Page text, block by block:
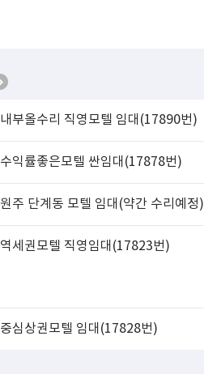
내부올수리 직영모텔 임대(17890번)
수익률좋은모텔 싼임대(17878번)
원주 단계동 모텔 임대(약간 수리예정)
역세권모텔 직영임대(17823번)
중심상권모텔 임대(17828번)